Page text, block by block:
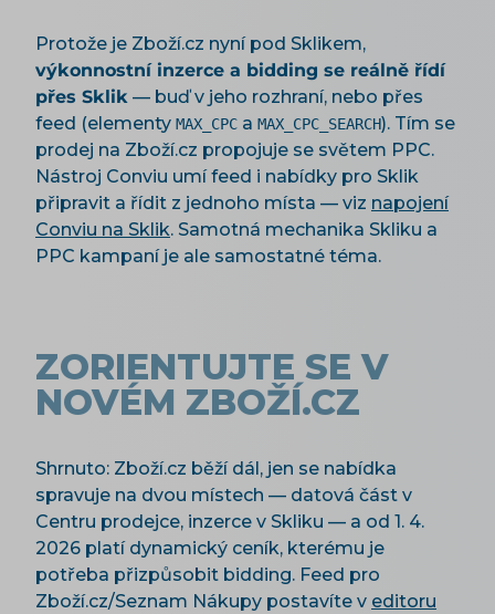
Protože je Zboží.cz nyní pod Sklikem,
výkonnostní inzerce a bidding se reálně řídí
přes Sklik — buď v jeho rozhraní, nebo přes
feed (elementy MAX_CPC a MAX_CPC_SEARCH). Tím se
prodej na Zboží.cz propojuje se světem PPC.
Nástroj Conviu umí feed i nabídky pro Sklik
připravit a řídit z jednoho místa — viz napojení
Conviu na Sklik. Samotná mechanika Skliku a
PPC kampaní je ale samostatné téma.
ZORIENTUJTE SE V
NOVÉM ZBOŽÍ.CZ
Shrnuto: Zboží.cz běží dál, jen se nabídka
spravuje na dvou místech — datová část v
Centru prodejce, inzerce v Skliku — a od 1. 4.
2026 platí dynamický ceník, kterému je
potřeba přizpůsobit bidding. Feed pro
Zboží.cz/Seznam Nákupy postavíte v editoru